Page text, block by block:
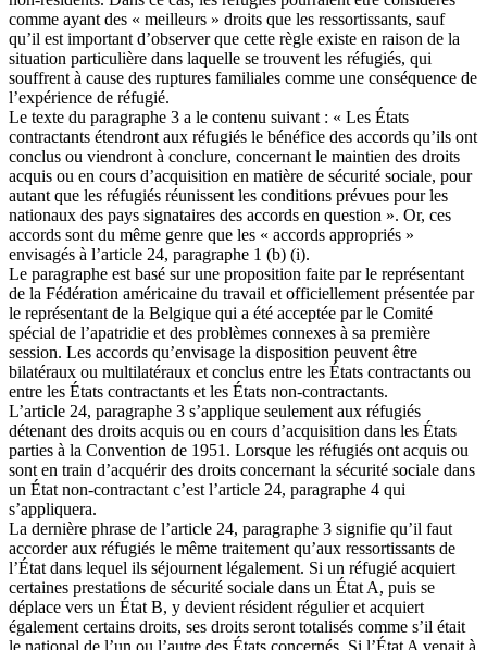
comme ayant des « meilleurs » droits que les ressortissants, sauf
qu’il est important d’observer que cette règle existe en raison de la
situation particulière dans laquelle se trouvent les réfugiés, qui
souffrent à cause des ruptures familiales comme une conséquence de
l’expérience de réfugié.
Le texte du paragraphe 3 a le contenu suivant : « Les États
contractants étendront aux réfugiés le bénéfice des accords qu’ils ont
conclus ou viendront à conclure, concernant le maintien des droits
acquis ou en cours d’acquisition en matière de sécurité sociale, pour
autant que les réfugiés réunissent les conditions prévues pour les
nationaux des pays signataires des accords en question ». Or, ces
accords sont du même genre que les « accords appropriés »
envisagés à l’article 24, paragraphe 1 (b) (i).
Le paragraphe est basé sur une proposition faite par le représentant
de la Fédération américaine du travail et officiellement présentée par
le représentant de la Belgique qui a été acceptée par le Comité
spécial de l’apatridie et des problèmes connexes à sa première
session. Les accords qu’envisage la disposition peuvent être
bilatéraux ou multilatéraux et conclus entre les États contractants ou
entre les États contractants et les États non-contractants.
L’article 24, paragraphe 3 s’applique seulement aux réfugiés
détenant des droits acquis ou en cours d’acquisition dans les États
parties à la Convention de 1951. Lorsque les réfugiés ont acquis ou
sont en train d’acquérir des droits concernant la sécurité sociale dans
un État non-contractant c’est l’article 24, paragraphe 4 qui
s’appliquera.
La dernière phrase de l’article 24, paragraphe 3 signifie qu’il faut
accorder aux réfugiés le même traitement qu’aux ressortissants de
l’État dans lequel ils séjournent légalement. Si un réfugié acquiert
certaines prestations de sécurité sociale dans un État A, puis se
déplace vers un État B, y devient résident régulier et acquiert
également certains droits, ses droits seront totalisés comme s’il était
le national de l’un ou l’autre des États concernés. Si l’État A venait à